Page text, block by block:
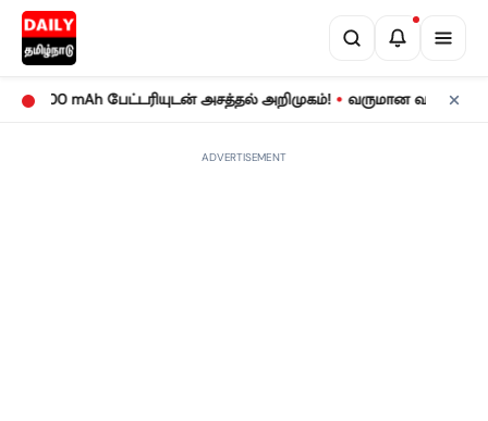
mAh பேட்டரியுடன் அசத்தல் அறிமுகம்! • வருமான வரிக் கணக்குத்
ADVERTISEMENT